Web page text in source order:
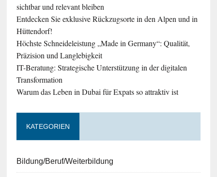
sichtbar und relevant bleiben
Entdecken Sie exklusive Rückzugsorte in den Alpen und in
Hüttendorf!
Höchste Schneideleistung „Made in Germany“: Qualität,
Präzision und Langlebigkeit
IT-Beratung: Strategische Unterstützung in der digitalen
Transformation
Warum das Leben in Dubai für Expats so attraktiv ist
KATEGORIEN
Bildung/Beruf/Weiterbildung